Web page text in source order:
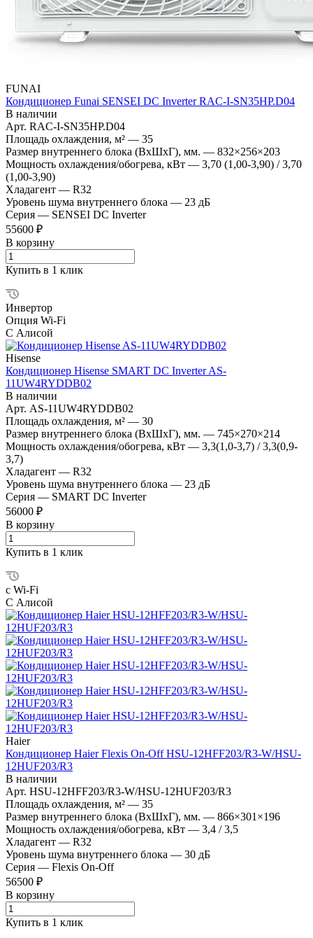
FUNAI
Кондиционер Funai SENSEI DC Inverter RAC-I-SN35HP.D04
В наличии
Арт. RAC-I-SN35HP.D04
Площадь охлаждения, м² — 35
Размер внутреннего блока (ВхШхГ), мм. — 832×256×203
Мощность охлаждения/обогрева, кВт — 3,70 (1,00-3,90) / 3,70
(1,00-3,90)
Хладагент — R32
Уровень шума внутреннего блока — 23 дБ
Серия — SENSEI DC Inverter
55600 ₽
В корзину
Купить в 1 клик
Инвертор
Опция Wi-Fi
С Алисой
Hisense
Кондиционер Hisense SMART DC Inverter AS-
11UW4RYDDB02
В наличии
Арт. AS-11UW4RYDDB02
Площадь охлаждения, м² — 30
Размер внутреннего блока (ВхШхГ), мм. — 745×270×214
Мощность охлаждения/обогрева, кВт — 3,3(1,0-3,7) / 3,3(0,9-
3,7)
Хладагент — R32
Уровень шума внутреннего блока — 23 дБ
Серия — SMART DC Inverter
56000 ₽
В корзину
Купить в 1 клик
с Wi-Fi
С Алисой
Haier
Кондиционер Haier Flexis On-Off HSU-12HFF203/R3-W/HSU-
12HUF203/R3
В наличии
Арт. HSU-12HFF203/R3-W/HSU-12HUF203/R3
Площадь охлаждения, м² — 35
Размер внутреннего блока (ВхШхГ), мм. — 866×301×196
Мощность охлаждения/обогрева, кВт — 3,4 / 3,5
Хладагент — R32
Уровень шума внутреннего блока — 30 дБ
Серия — Flexis On-Off
56500 ₽
В корзину
Купить в 1 клик